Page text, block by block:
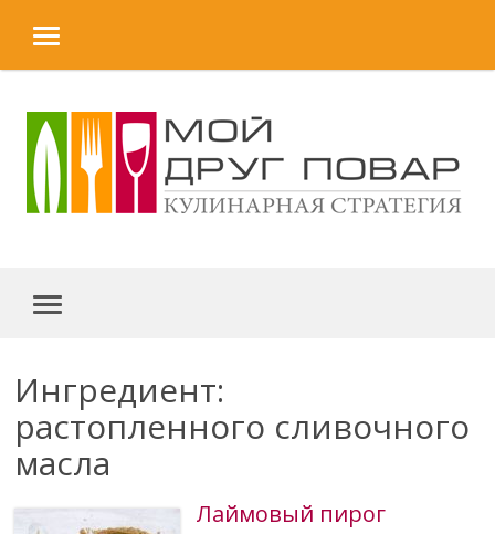
MENU
MENU
Ингредиент:
растопленного сливочного
масла
Лаймовый пирог